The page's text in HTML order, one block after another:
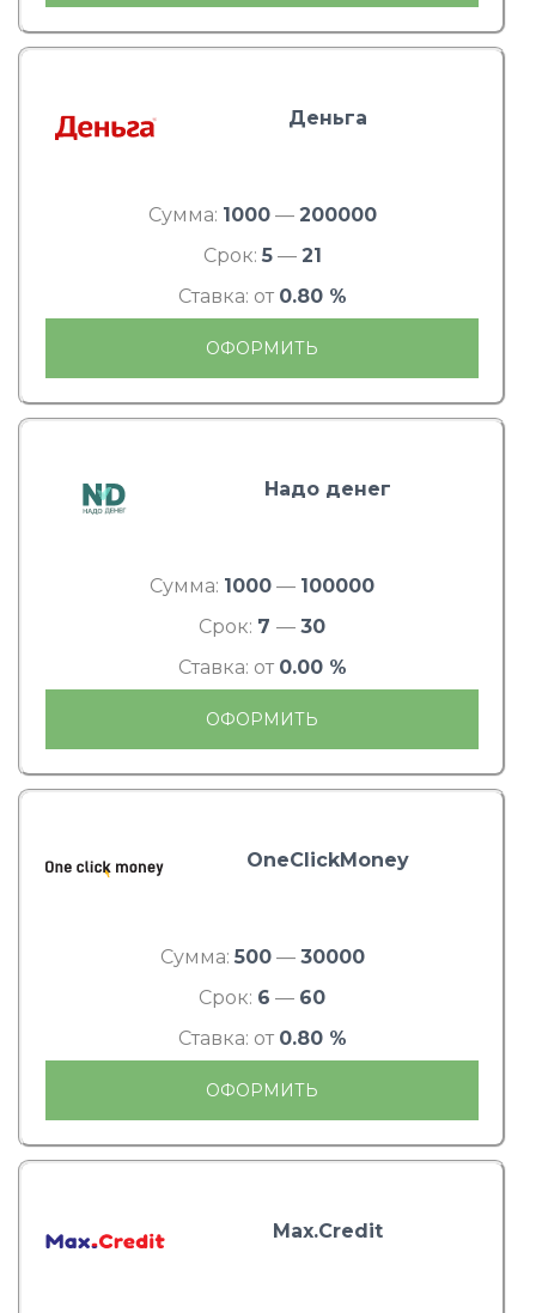
Деньга
Сумма: 1000— 200000
Срок: 5— 21
Ставка: от 0.80 %
ОФОРМИТЬ
Надо денег
Сумма: 1000 — 100000
Срок: 7 — 30
Ставка: от 0.00 %
ОФОРМИТЬ
OneClickMoney
Сумма: 500— 30000
Срок: 6 — 60
Ставка: от 0.80 %
ОФОРМИТЬ
Max.Credit